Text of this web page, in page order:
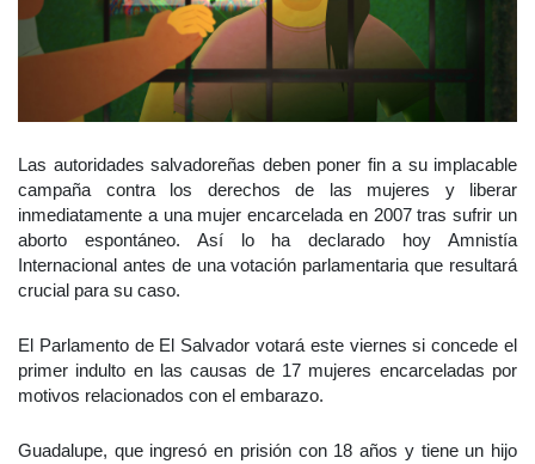
Las autoridades salvadoreñas deben poner fin a su implacable
campaña contra los derechos de las mujeres y liberar
inmediatamente a una mujer encarcelada en 2007 tras sufrir un
aborto espontáneo. Así lo ha declarado hoy Amnistía
Internacional antes de una votación parlamentaria que resultará
crucial para su caso.
El Parlamento de El Salvador votará este viernes si concede el
primer indulto en las causas de 17 mujeres encarceladas por
motivos relacionados con el embarazo.
Guadalupe, que ingresó en prisión con 18 años y tiene un hijo